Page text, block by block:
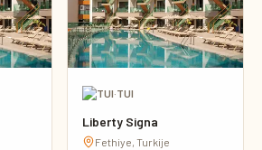
·TUI
Liberty Signa
Fethiye, Turkije